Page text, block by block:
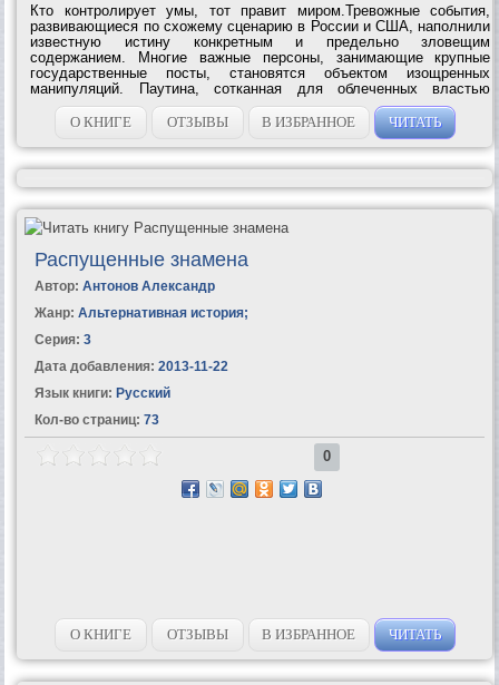
Кто контролирует умы, тот правит миром.Тревожные события,
развивающиеся по схожему сценарию в России и США, наполнили
известную истину конкретным и предельно зловещим
содержанием. Многие важные персоны, занимающие крупные
государственные посты, становятся объектом изощренных
манипуляций. Паутина, сотканная для облеченных властью
мужей, невесома, невидима глазу, но чрезвычайно прочна.
Человечеству явлены совершенно невиданные...
О КНИГЕ ОТЗЫВЫ В ИЗБРАННОЕ ЧИТАТЬ
Распущенные знамена
Автор: Антонов Александр
Жанр: Альтернативная история;
Серия: 3
Дата добавления: 2013-11-22
Язык книги: Русский
Кол-во страниц: 73
0
О КНИГЕ ОТЗЫВЫ В ИЗБРАННОЕ ЧИТАТЬ